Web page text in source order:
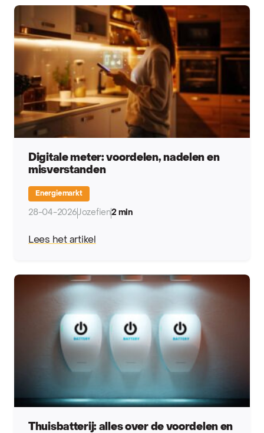
Digitale meter: voordelen, nadelen en
misverstanden
Energiemarkt
28-04-2026Jozefien2 min
Lees het artikel
Thuisbatterij: alles over de voordelen en